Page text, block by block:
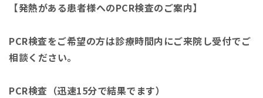
【発熱がある患者様へのPCR検査のご案内】
PCR検査をご希望の方は診療時間内にご来院し受付でご
相談ください。
PCR検査（迅速15分で結果でます）